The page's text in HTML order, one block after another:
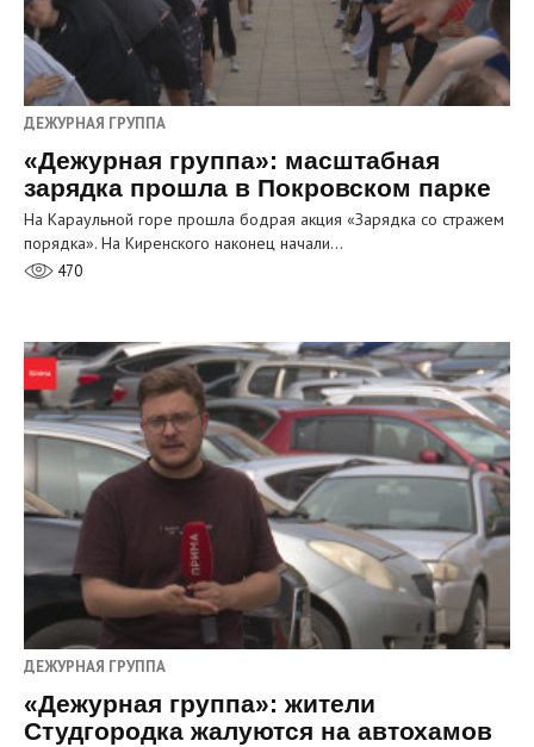
ДЕЖУРНАЯ ГРУППА
«Дежурная группа»: масштабная
зарядка прошла в Покровском парке
На Караульной горе прошла бодрая акция «Зарядка со стражем
порядка». На Киренского наконец начали…
470
ДЕЖУРНАЯ ГРУППА
«Дежурная группа»: жители
Студгородка жалуются на автохамов